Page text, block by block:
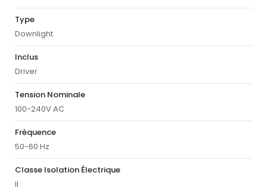
Type
Downlight
Inclus
Driver
Tension Nominale
100-240V AC
Fréquence
50-60 Hz
Classe Isolation Électrique
II